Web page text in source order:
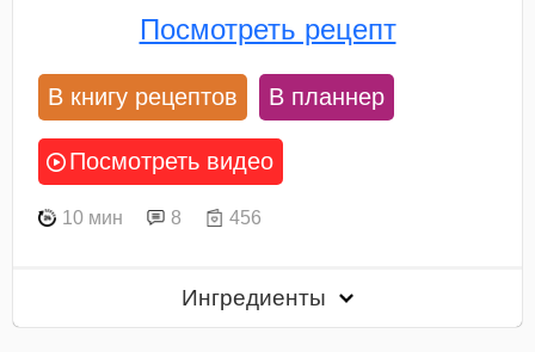
Посмотреть рецепт
В книгу рецептов В планнер
Посмотреть видео
10 мин 8 456
Ингредиенты